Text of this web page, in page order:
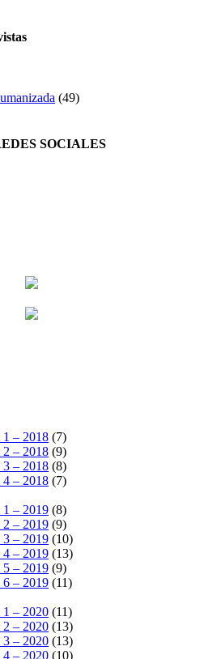
(49)
SOCIALES
1 – 2018 (7)
2 – 2018 (9)
3 – 2018 (8)
4 – 2018 (7)
1 – 2019 (8)
2 – 2019 (9)
3 – 2019 (10)
4 – 2019 (13)
5 – 2019 (9)
6 – 2019 (11)
1 – 2020 (11)
2 – 2020 (13)
3 – 2020 (13)
4 – 2020 (10)